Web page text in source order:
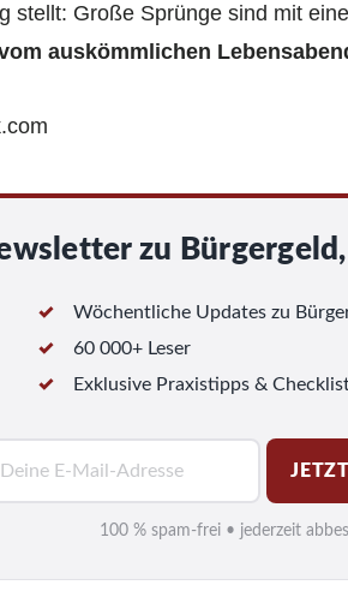
stellt: Große Sprünge sind mit
auskömmlichen
zu
Wöchentliche Updates zu
60 000+ Leser
Exklusive Praxistipps &
100 % spam-frei • jederzeit